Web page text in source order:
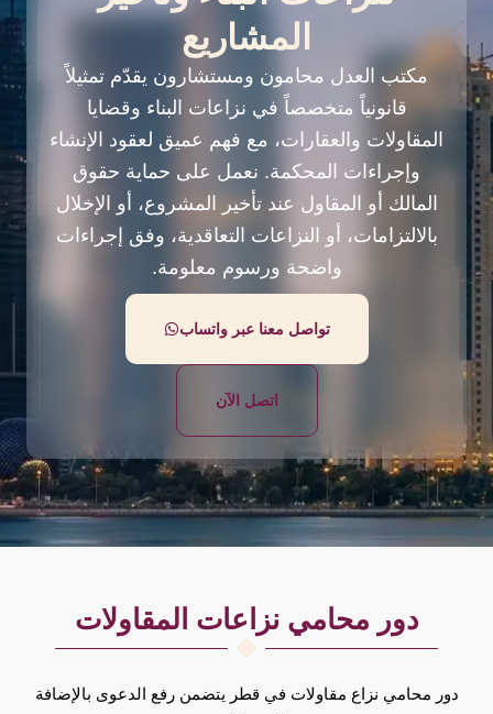
المشاريع
مكتب العدل محامون ومستشارون يقدّم تمثيلاً
قانونياً متخصصاً في نزاعات البناء وقضايا
المقاولات والعقارات، مع فهم عميق لعقود الإنشاء
وإجراءات المحكمة. نعمل على حماية حقوق
المالك أو المقاول عند تأخير المشروع، أو الإخلال
بالالتزامات، أو النزاعات التعاقدية، وفق إجراءات
واضحة ورسوم معلومة.
تواصل معنا عبر واتساب
اتصل الآن
دور محامي نزاعات المقاولات
دور محامي نزاع مقاولات في قطر يتضمن رفع الدعوى بالإضافة